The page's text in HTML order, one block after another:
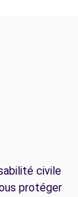
civile
protéger